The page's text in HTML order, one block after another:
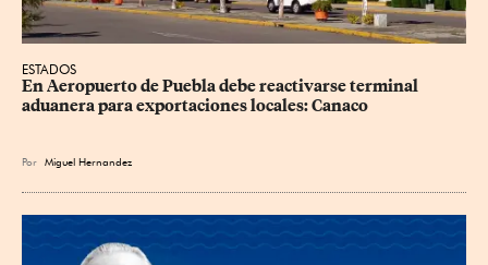
ESTADOS
En Aeropuerto de Puebla debe reactivarse terminal
aduanera para exportaciones locales: Canaco
Por Miguel Hernandez